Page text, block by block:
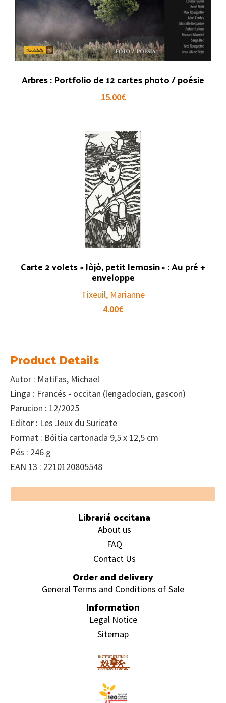
Arbres : Portfolio de 12 cartes photo / poésie
15.00€
Carte 2 volets « Jòjò, petit lemosin » : Au pré +
enveloppe
Tixeuil, Marianne
4.00€
Product Details
Autor : Matifas, Michaël
Linga : Francés - occitan (lengadocian, gascon)
Parucion : 12/2025
Editor : Les Jeux du Suricate
Format : Bóitia cartonada 9,5 x 12,5 cm
Pés : 246 g
EAN 13 : 2210120805548
Footer
Librariá occitana
About us
FAQ
Contact Us
Order and delivery
General Terms and Conditions of Sale
Information
Legal Notice
Sitemap